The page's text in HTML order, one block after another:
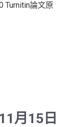
Turnitin論文原
月15日